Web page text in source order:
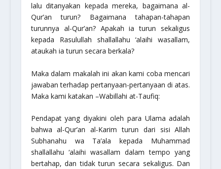
lalu ditanyakan kepada mereka, bagaimana al-
Qur’an turun? Bagaimana tahapan-tahapan
turunnya al-Qur’an? Apakah ia turun sekaligus
kepada Rasulullah shallallahu ‘alaihi wasallam,
ataukah ia turun secara berkala?
Maka dalam makalah ini akan kami coba mencari
jawaban terhadap pertanyaan-pertanyaan di atas.
Maka kami katakan –Wabillahi at-Taufiq:
Pendapat yang diyakini oleh para Ulama adalah
bahwa al-Qur’an al-Karim turun dari sisi Allah
Subhanahu wa Ta’ala kepada Muhammad
shallallahu ‘alaihi wasallam dalam tempo yang
bertahap, dan tidak turun secara sekaligus. Dan